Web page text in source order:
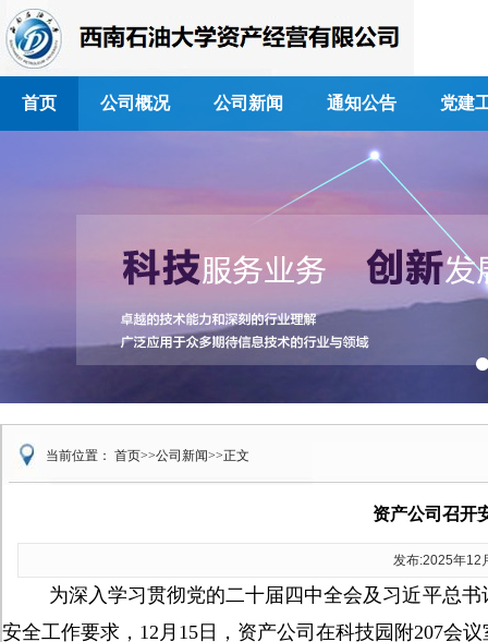
首页 公司概况 公司新闻 通知公告 党建
当前位置： 首页>>公司新闻>>正文
资产公司召开
发布:2025年12
为深入学习贯彻党的二十届四中全会及习近平总
安全工作要求，12月15日，资产公司在科技园附207会